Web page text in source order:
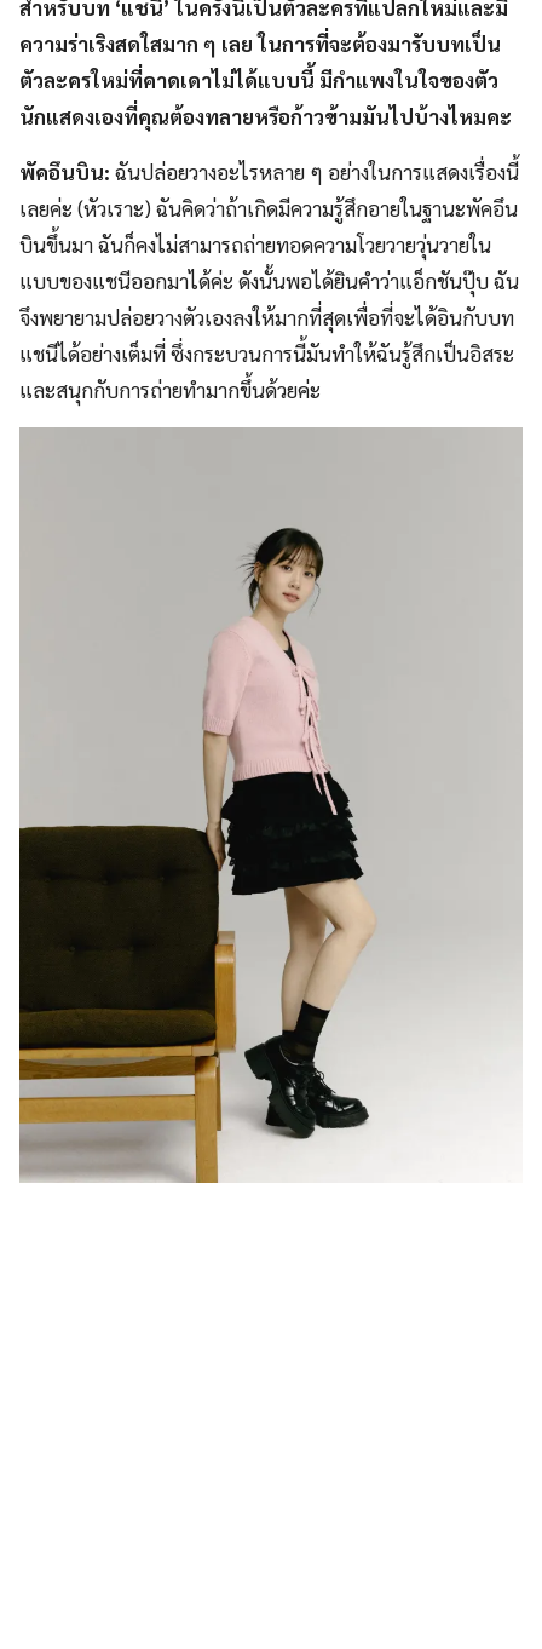
สำหรับบท ‘แชนี’ ในครั้งนี้เป็นตัวละครที่แปลกใหม่และมี
ความร่าเริงสดใสมาก ๆ เลย ในการที่จะต้องมารับบทเป็น
ตัวละครใหม่ที่คาดเดาไม่ได้แบบนี้ มีกำแพงในใจของตัว
นักแสดงเองที่คุณต้องทลายหรือก้าวข้ามมันไปบ้างไหมคะ
พัคอึนบิน: ฉันปล่อยวางอะไรหลาย ๆ อย่างในการแสดงเรื่องนี้
เลยค่ะ (หัวเราะ) ฉันคิดว่าถ้าเกิดมีความรู้สึกอายในฐานะพัคอึน
บินขึ้นมา ฉันก็คงไม่สามารถถ่ายทอดความโวยวายวุ่นวายใน
แบบของแชนีออกมาได้ค่ะ ดังนั้นพอได้ยินคำว่าแอ็กชันปุ๊บ ฉัน
จึงพยายามปล่อยวางตัวเองลงให้มากที่สุดเพื่อที่จะได้อินกับบท
แชนีได้อย่างเต็มที่ ซึ่งกระบวนการนี้มันทำให้ฉันรู้สึกเป็นอิสระ
และสนุกกับการถ่ายทำมากขึ้นด้วยค่ะ